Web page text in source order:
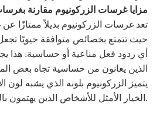
مزايا غرسات الزركونيوم مقارنة بغرسات
تعد غرسات الزركونيوم بديلاً ممتازًا عن
حيث تتمتع بخصائص متوافقة حيويًا
أي ردود فعل مناعية أو حساسية. هذا
الذين يعانون من حساسية تجاه بعض
يتميز الزركونيوم بلونه الذي يشبه لون
الخيار الأمثل للأشخاص الذين يهتمون بالجوانب الجمالية لابتسامتهم.